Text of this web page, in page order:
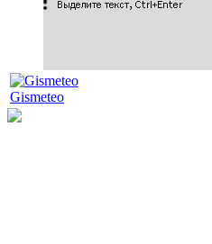
Gismeteo